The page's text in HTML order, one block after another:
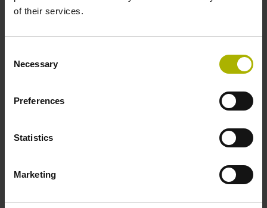
of their services.
Selection
Necessary
Preferences
Statistics
Marketing
Messweg bis 30 mm